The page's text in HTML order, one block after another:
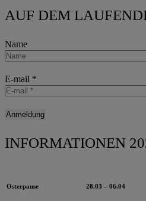
AUF DEM
Name
E-mail *
INFORMATIONEN
Osterpause 28.03 – 06.04